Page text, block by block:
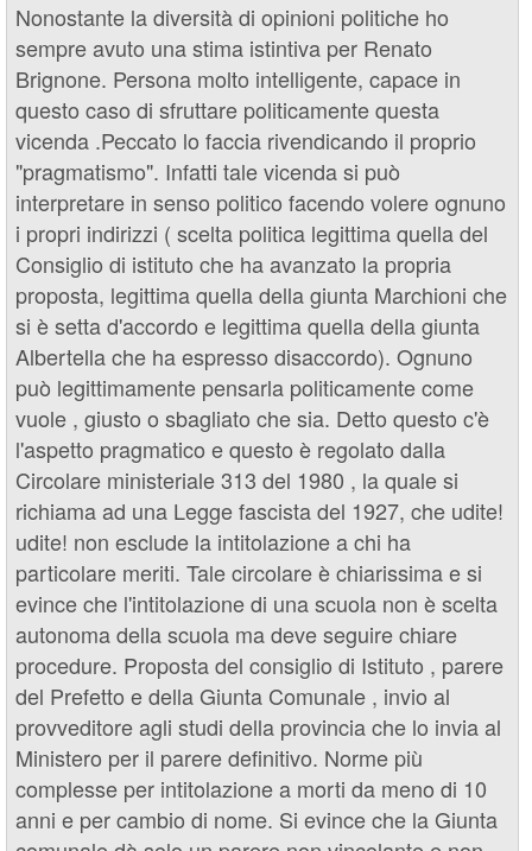
Nonostante la diversità di opinioni politiche ho
sempre avuto una stima istintiva per Renato
Brignone. Persona molto intelligente, capace in
questo caso di sfruttare politicamente questa
vicenda .Peccato lo faccia rivendicando il proprio
"pragmatismo". Infatti tale vicenda si può
interpretare in senso politico facendo volere ognuno
i propri indirizzi ( scelta politica legittima quella del
Consiglio di istituto che ha avanzato la propria
proposta, legittima quella della giunta Marchioni che
si è setta d'accordo e legittima quella della giunta
Albertella che ha espresso disaccordo). Ognuno
può legittimamente pensarla politicamente come
vuole , giusto o sbagliato che sia. Detto questo c'è
l'aspetto pragmatico e questo è regolato dalla
Circolare ministeriale 313 del 1980 , la quale si
richiama ad una Legge fascista del 1927, che udite!
udite! non esclude la intitolazione a chi ha
particolare meriti. Tale circolare è chiarissima e si
evince che l'intitolazione di una scuola non è scelta
autonoma della scuola ma deve seguire chiare
procedure. Proposta del consiglio di Istituto , parere
del Prefetto e della Giunta Comunale , invio al
provveditore agli studi della provincia che lo invia al
Ministero per il parere definitivo. Norme più
complesse per intitolazione a morti da meno di 10
anni e per cambio di nome. Si evince che la Giunta